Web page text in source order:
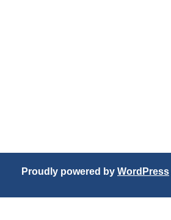
Proudly powered by WordPress